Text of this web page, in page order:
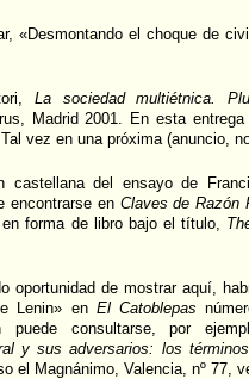
«Desmontando el choque de
La sociedad multiétnica.
Madrid 2001. En esta
vez en una próxima (anuncio,
castellana del ensayo de
encontrarse en Claves de Razón
forma de libro bajo el título,
oportunidad de mostrar aquí,
Lenin» en El Catoblepas
puede consultarse, por
y sus adversarios: los
el Magnánimo, Valencia, nº 77,